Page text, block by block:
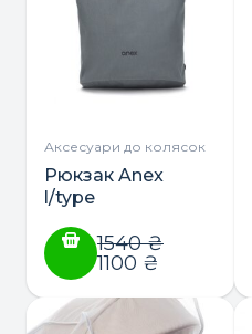
Аксесуари до колясок
Рюкзак Anex
l/type
1540₴
1100 ₴